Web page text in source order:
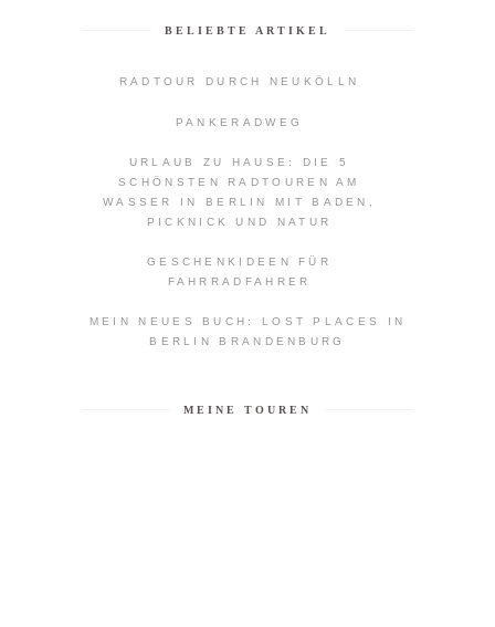
BELIEBTE ARTIKEL
RADTOUR DURCH NEUKÖLLN
PANKERADWEG
URLAUB ZU HAUSE: DIE 5
SCHÖNSTEN RADTOUREN AM
WASSER IN BERLIN MIT BADEN,
PICKNICK UND NATUR
GESCHENKIDEEN FÜR
FAHRRADFAHRER
MEIN NEUES BUCH: LOST PLACES IN
BERLIN BRANDENBURG
MEINE TOUREN